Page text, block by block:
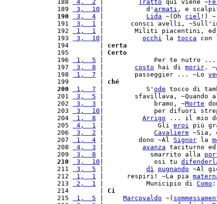
188
4,  2 Tratto qui viene ~
189
3,  10 |           d' armati , e
190
3,  4 Lida ~(Oh ciel !)
191
3,  1 |       consci avelli,
192
1,  1 |        Militi piacentini, ed
193
3,  10 occhi la tocca
194        | certa
195        | Certo
196
1,  5 |             Per te nutro ...
197
3,  8 costo hai di morir . ~
198
1,  7 |        passeggier ... ~Lo
199        | ché
200
1,  7 |           S' ode tocco di
201
3,  5 |        sfavillava, ~Quando
202
3,  3 |             bramo, ~Morte
203
3,  10 |             per difuori
204
1,  8 Arrigo ... il mio
205
4,  1 |              Gli eroi più
206
3,  2 Cavaliere ~Sia,
207
1,  4 |         dono ~Al Signor la
208
4,  3 avanza taciturno
209
3,  8 |            smarrito alla
210
3,  10 |             osi tu
211
3,  5 dì pugnando ~Al
212
1,  1 |      respiri! ~La pia
213
2,  1 |           Municipio di Como
214        | Ci
215
1,  5 Marcovaldo ~(